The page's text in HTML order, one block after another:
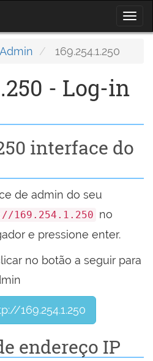
169.254.1.250
- Log-in
interface do
de admin do seu
169.254.1.250 no
e pressione enter.
no botão a seguir para
169.254.1.250
endereço IP